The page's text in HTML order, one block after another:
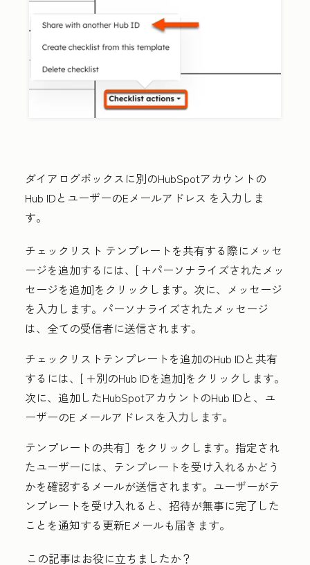
ダイアログボックスに別のHubSpotアカウントの
Hub IDとユーザーのEメールアドレス を入力しま
す。
チェックリスト テンプレートを共有する際にメッセ
ージを追加するには、[ +パーソナライズされたメッ
セージを追加]をクリックします。次に、 メッセージ
を入力します。パーソナライズされたメッセージ
は、全ての受信者に送信されます。
チェックリストテンプレートを追加のHub IDと共有
するには、[ +別のHub IDを追加]をクリックします。
次に、追加したHubSpotアカウントのHub IDと 、ユ
ーザーのE メールアドレスを入力します。
テンプレートの共有］をクリックします。指定され
たユーザーには、テンプレートを受け入れるかどう
かを確認するメールが送信されます。ユーザーがテ
ンプレートを受け入れると、招待が無事に完了した
ことを通知する更新Eメールも届きます。
この記事はお役に立ちましたか？